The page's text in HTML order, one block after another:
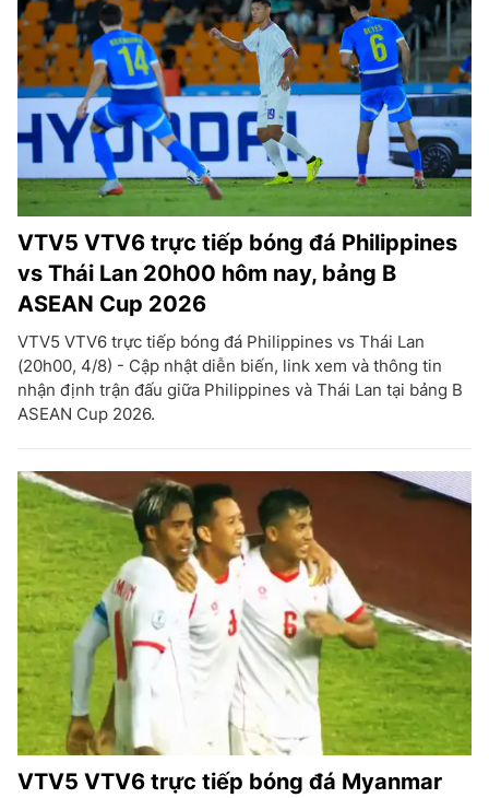
VTV5 VTV6 trực tiếp bóng đá Philippines
vs Thái Lan 20h00 hôm nay, bảng B
ASEAN Cup 2026
VTV5 VTV6 trực tiếp bóng đá Philippines vs Thái Lan
(20h00, 4/8) - Cập nhật diễn biến, link xem và thông tin
nhận định trận đấu giữa Philippines và Thái Lan tại bảng B
ASEAN Cup 2026.
VTV5 VTV6 trực tiếp bóng đá Myanmar